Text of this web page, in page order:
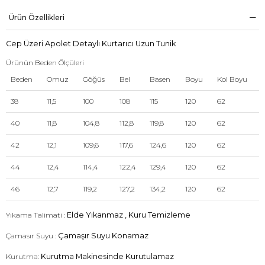
Ürün Özellikleri
Cep Üzeri Apolet Detaylı Kurtarıcı Uzun Tunik
Ürünün Beden Ölçüleri
Beden
Omuz Göğüs Bel Basen Boyu Kol Boyu
38 11,5 100 108 115 120 62
40 11,8 104,8 112,8 119,8 120 62
42 12,1 109,6 117,6 124,6 120 62
44 12,4 114,4 122,4 129,4 120 62
46 12,7 119,2 127,2 134,2 120 62
Yıkama Talimati : Elde Yıkanmaz , Kuru Temizleme
Çamasır Suyu : Çamaşır Suyu Konamaz
Kurutma: Kurutma Makinesinde Kurutulamaz